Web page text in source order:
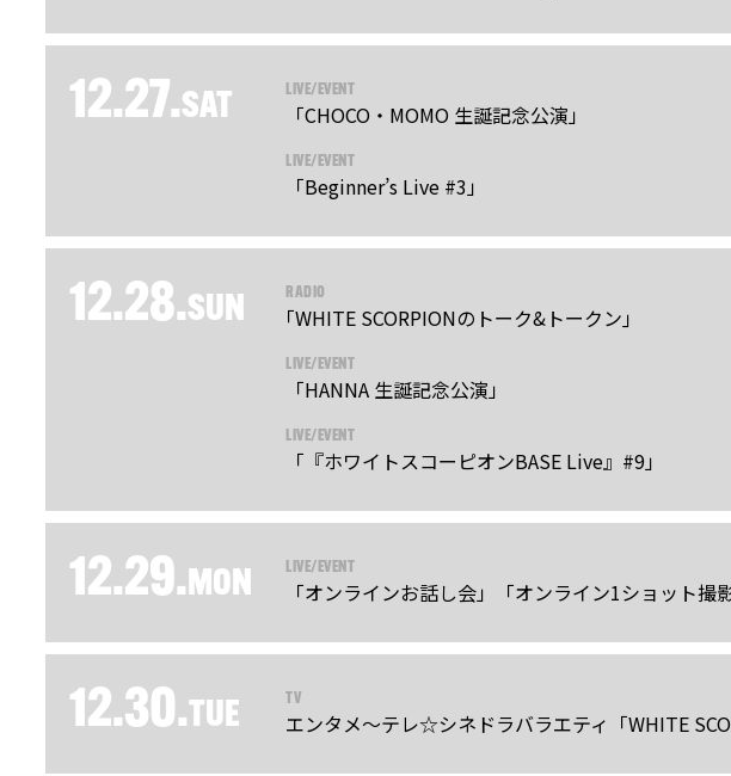
12.27.SAT LIVE/EVENT
「CHOCO・MOMO 生誕記念公演」
LIVE/EVENT
「Beginner’s Live #3」
12.28.SUN RADIO
｢WHITE SCORPIONのトーク&トークン｣
LIVE/EVENT
「HANNA 生誕記念公演」
LIVE/EVENT
「『ホワイトスコーピオンBASE Live』#9」
12.29.MON LIVE/EVENT
「オンラインお話し会」「オンライン1ショット
12.30.TUE TV
エンタメ～テレ☆シネドラバラエティ「WHITE